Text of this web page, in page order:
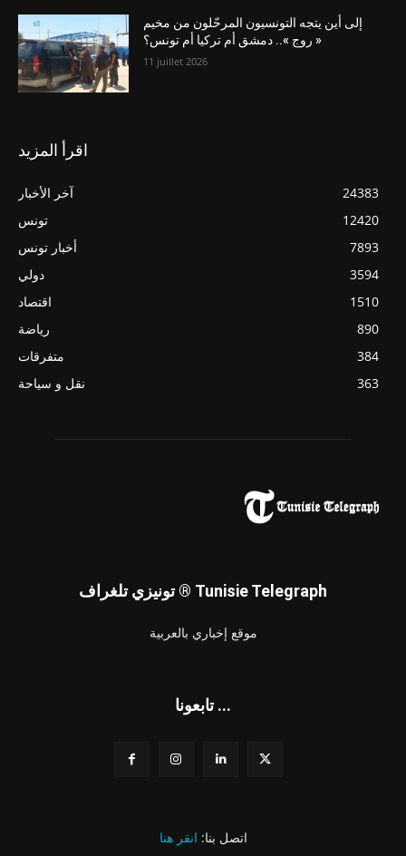
إلى أين يتجه التونسيون المرحّلون من مخيم
« روج ».. دمشق أم تركيا أم تونس؟
11 juillet 2026
اقرأ المزيد
آخر الأخبار
24383
تونس
12420
أخبار تونس
7893
دولي
3594
اقتصاد
1510
رياضة
890
متفرقات
384
نقل و سياحة
363
تونيزي تلغراف ® Tunisie Telegraph
موقع إخباري بالعربية
تابعونا ...
اتصل بنا: انقر هنا